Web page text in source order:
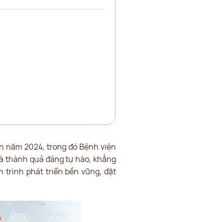
năm 2024, trong đó Bệnh viện
thành quả đáng tự hào, khẳng
trình phát triển bền vững, đặt